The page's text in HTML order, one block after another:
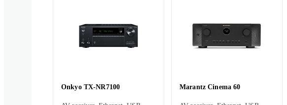
Onkyo TX-NR7100 Marantz Cinema 60